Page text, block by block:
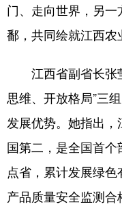
广东 广
陕西
多语种频道
English
门、走向世界，另
鄱，共同绘就江西农
江西省副省长张
思维、开放格局”三
发展优势。她指出
国第二，是全国首
点省，累计发展绿
产品质量安全监测